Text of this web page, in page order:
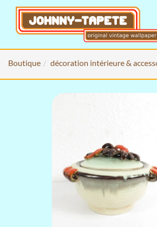
Boutique décoration intérieure &